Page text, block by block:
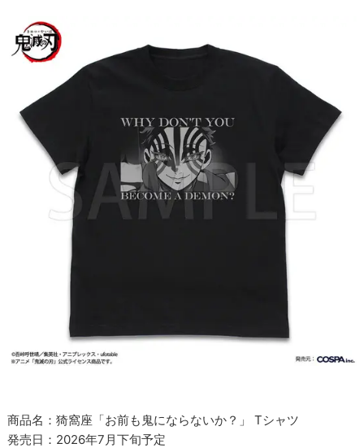
商品名：猗窩座「お前も鬼にならないか？」 Tシャツ
発売日：2026年7月下旬予定